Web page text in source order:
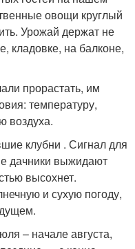
овощи круглый
Урожай держат не
кладовке, на балконе,
прорастать, им
температуру,
воздуха.
клубни . Сигнал для
дачники выжидают
высохнет.
и сухую погоду,
– начале августа,